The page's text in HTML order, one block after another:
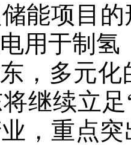
能项目
用于制氢
，多元
继续立
，重点